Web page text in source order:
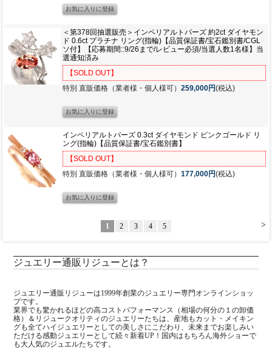
＜第378回抽選販売＞インペリアルトパーズ 約2ct ダイヤモン
ド 0.6ct プラチナ リング(指輪)【品質保証書/宝石鑑別書/CGL
ソ付】【応募期間::9/26まで/レビュー必須/当選人数1名様】当
選通知済み
【SOLD OUT】
特別 直販価格（業者様・個人様可） 259,000円(税込)
インペリアルトパーズ 0.3ct ダイヤモンド ピンクゴールド リ
ング(指輪)【品質保証書/宝石鑑別書】
【SOLD OUT】
特別 直販価格（業者様・個人様可） 177,000円(税込)
>
1 2 3 4 5
ジュエリー通販リジューとは？
ジュエリー通販リジューは1999年創業のジュエリー専門オンラインショッ
プです。
業界でも驚かれるほどの高コストパフォーマンス（相場の何分の１の卸価
格）＆リジュークオリティのジュエリーたちは、産地もカット・メイキン
グも全てハイジュエリーとしての美しさにこだわり、未来までお楽しみい
ただける感動ジュエリーとして続々新着UP！国内はもちろん海外ショーで
も大人気のジュエルたちです。